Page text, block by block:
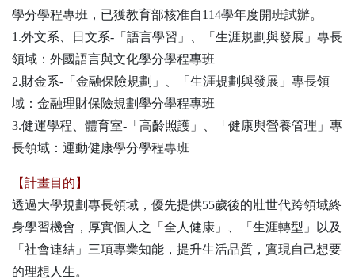
學分學程專班，已獲教育部核准自114學年度開班試辦。
1.外文系、日文系-「語言學習」、「生涯規劃與發展」專長
領域：外國語言與文化學分學程專班
2.財金系-「金融保險規劃」、「生涯規劃與發展」專長領
域：金融理財保險規劃學分學程專班
3.健運學程、體育室-「高齡照護」、「健康與營養管理」專
長領域：運動健康學分學程專班
【計畫目的】
透過大學規劃專長領域，優先提供55歲後的壯世代跨領域終
身學習機會，厚實個人之「全人健康」、「生涯轉型」以及
「社會連結」三項專業知能，提升生活品質，實現自己想要
的理想人生。